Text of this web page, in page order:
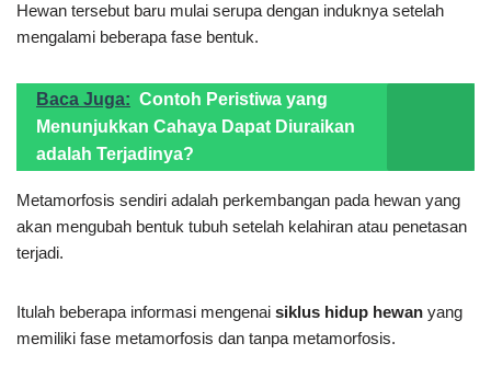
Hewan tersebut baru mulai serupa dengan induknya setelah
mengalami beberapa fase bentuk.
Baca Juga: Contoh Peristiwa yang
Menunjukkan Cahaya Dapat Diuraikan
adalah Terjadinya?
Metamorfosis sendiri adalah perkembangan pada hewan yang
akan mengubah bentuk tubuh setelah kelahiran atau penetasan
terjadi.
Itulah beberapa informasi mengenai siklus hidup hewan yang
memiliki fase metamorfosis dan tanpa metamorfosis.